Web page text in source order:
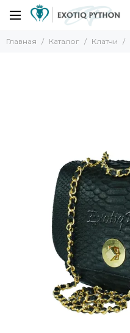
Главная Каталог Клатчи